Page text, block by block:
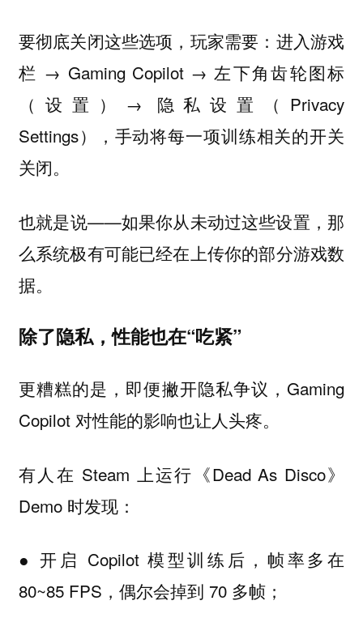
要彻底关闭这些选项，玩家需要：进入游戏
栏 → Gaming Copilot → 左下角齿轮图标
（设置）→ 隐私设置（Privacy
Settings），手动将每一项训练相关的开关
关闭。
也就是说——如果你从未动过这些设置，那
么系统极有可能已经在上传你的部分游戏数
据。
除了隐私，性能也在“吃紧”
更糟糕的是，即便撇开隐私争议，Gaming
Copilot 对性能的影响也让人头疼。
有人在 Steam 上运行《Dead As Disco》
Demo 时发现：
● 开启 Copilot 模型训练后，帧率多在
80~85 FPS，偶尔会掉到 70 多帧；